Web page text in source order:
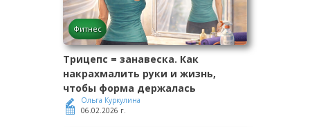
Фитнес
Трицепс = занавеска. Как
накрахмалить руки и жизнь,
чтобы форма держалась
Ольга Куркулина
06.02.2026 г.